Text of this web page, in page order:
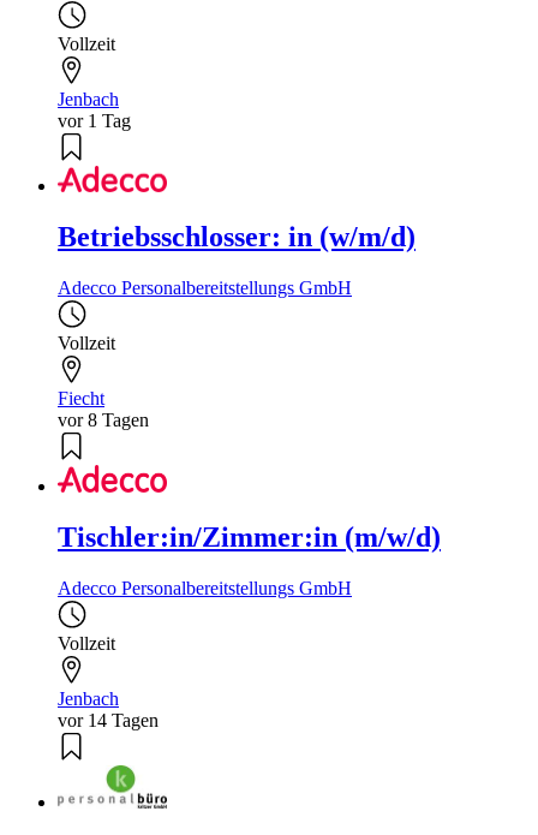
Vollzeit
Jenbach
vor 1 Tag
Betriebsschlosser: in (w/m/d)
Adecco Personalbereitstellungs GmbH
Vollzeit
Fiecht
vor 8 Tagen
Tischler:in/Zimmer:in (m/w/d)
Adecco Personalbereitstellungs GmbH
Vollzeit
Jenbach
vor 14 Tagen